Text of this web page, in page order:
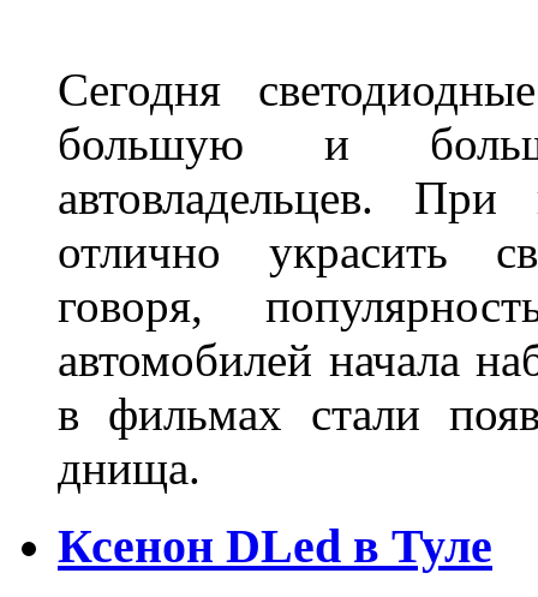
Сегодня
большую и
автовладельцев.
отлично украсить
говоря,
автомобилей начала
в фильмах стали
днища.
Ксенон DLed в Туле